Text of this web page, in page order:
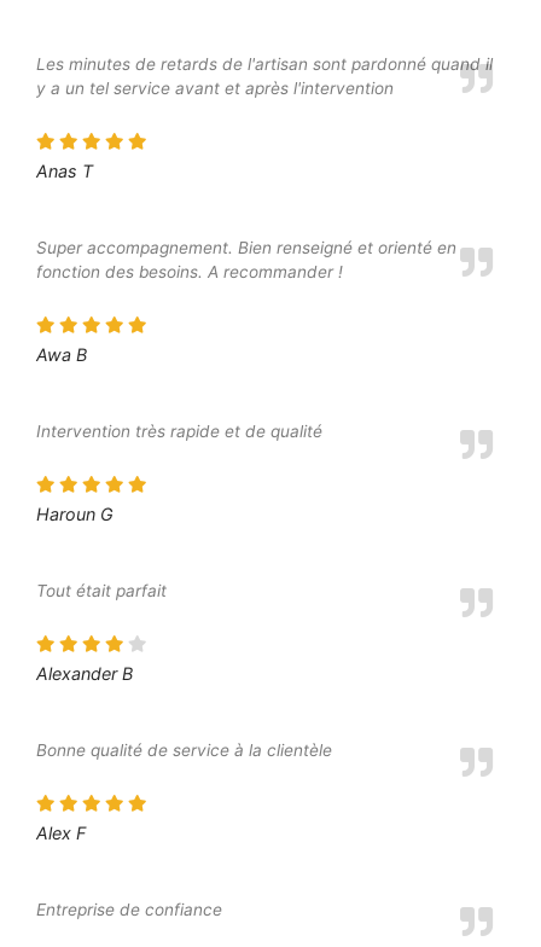
Les minutes de retards de l'artisan sont pardonné quand il
y a un tel service avant et après l'intervention
Anas T
Super accompagnement. Bien renseigné et orienté en
fonction des besoins. A recommander !
Awa B
Intervention très rapide et de qualité
Haroun G
Tout était parfait
Alexander B
Bonne qualité de service à la clientèle
Alex F
Entreprise de confiance